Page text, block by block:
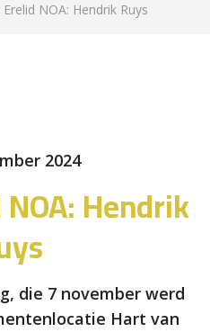
NOA: Hendrik Ruys
2024
Hendrik
die 7 november werd
Hart van